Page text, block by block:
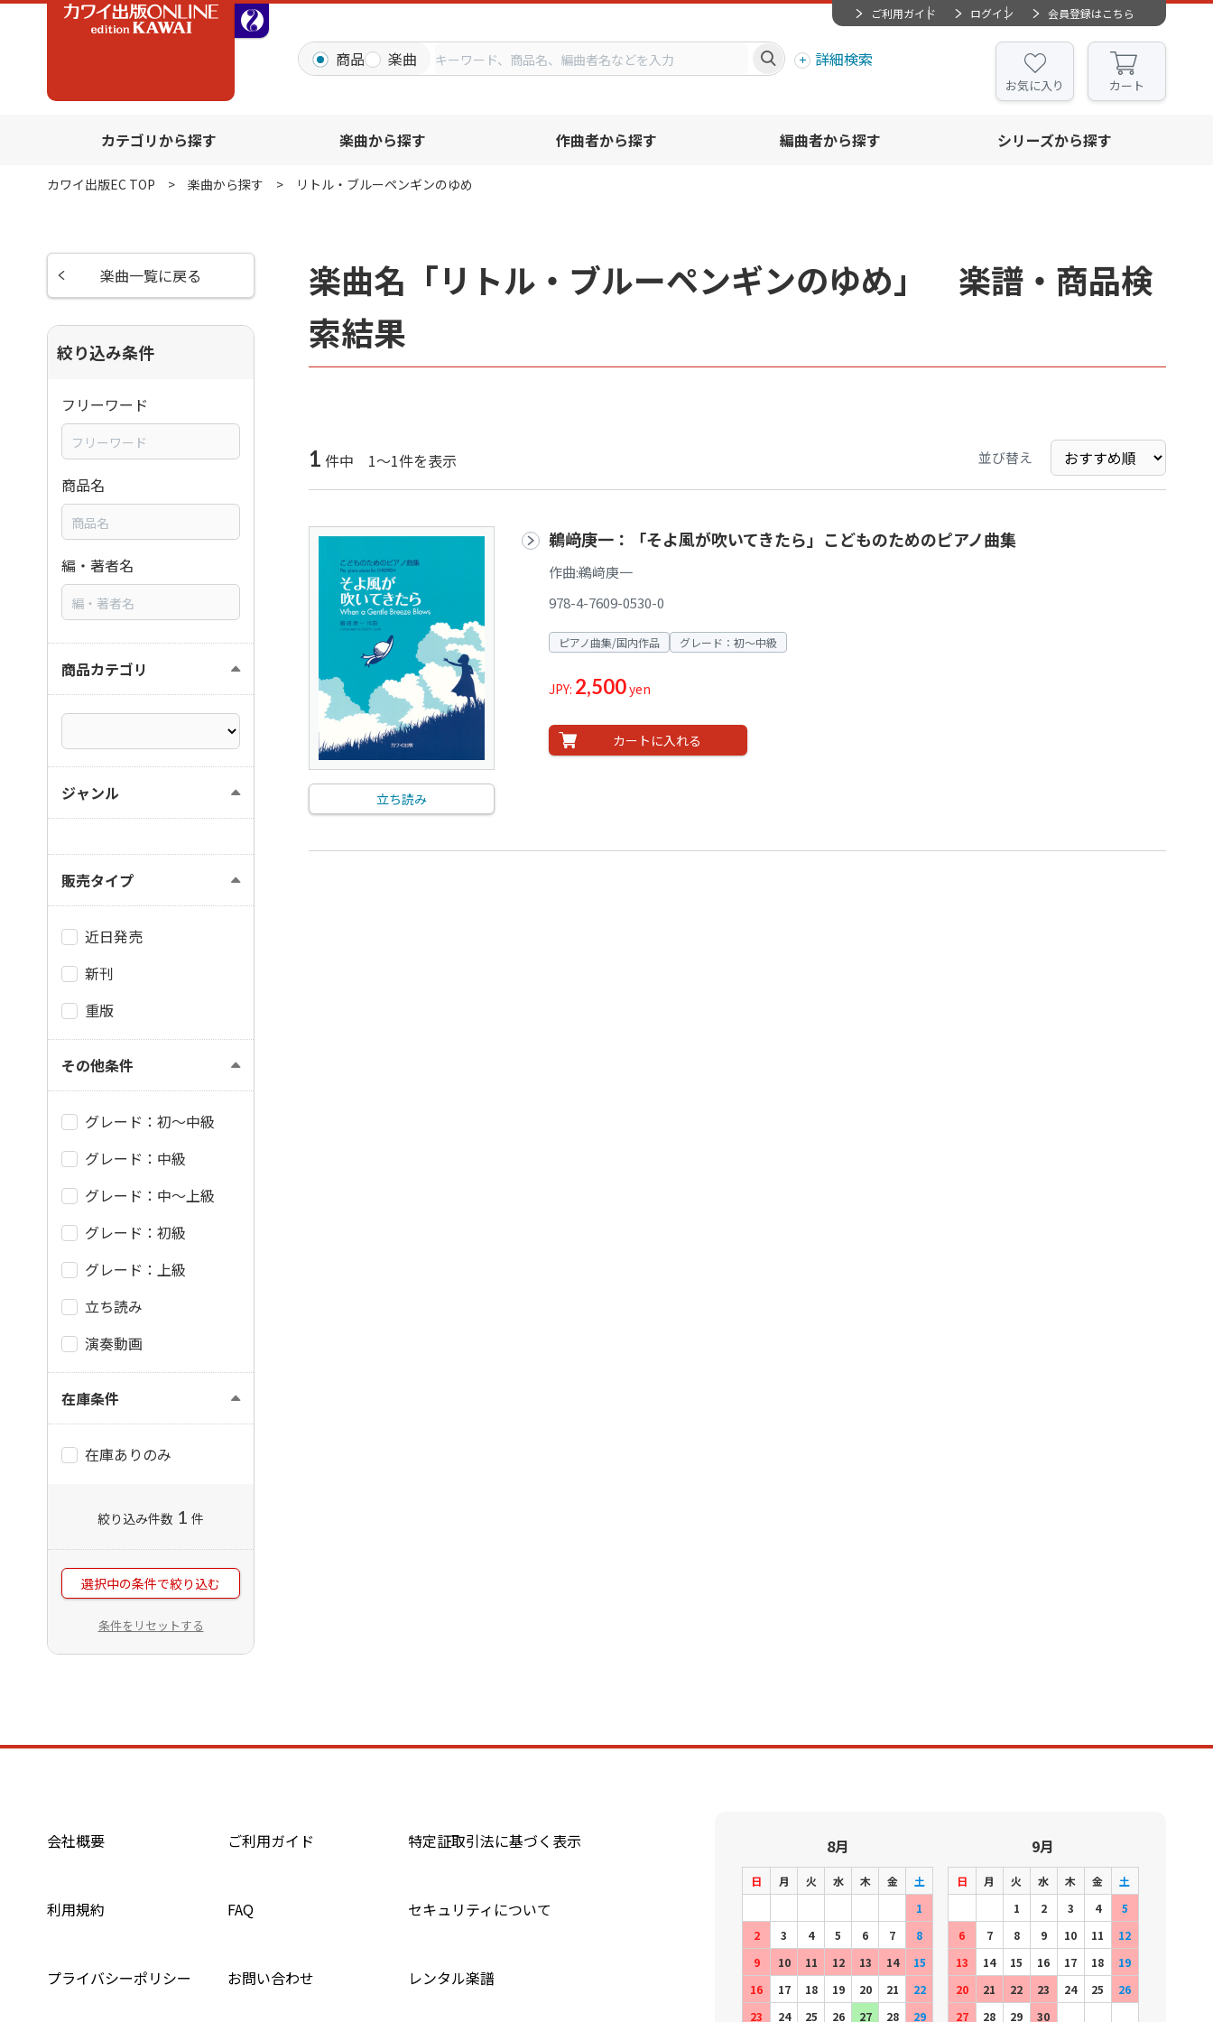
ご利用ガイド ログイン 会員登録はこちら
商品 楽曲 詳細検索
お気に入り カート
カテゴリから探す 楽曲から探す 作曲者から探す 編曲者から探す シリーズから探す
カワイ出版EC TOP 楽曲から探す リトル・ブルーペンギンのゆめ
楽曲名「リトル・ブルーペンギンのゆめ」 楽譜・商品検
索結果
1 件中 1～1件を表示 並び替え
立ち読み
鵜﨑庚一：「そよ風が吹いてきたら」こどものためのピアノ曲集
作曲:鵜﨑庚一
978-4-7609-0530-0
ピアノ曲集/国内作品 グレード：初～中級
JPY: 2,500yen
カートに入れる
楽曲一覧に戻る
絞り込み条件
フリーワード
商品名
編・著者名
商品カテゴリ
ジャンル
販売タイプ
近日発売
新刊
重版
その他条件
グレード：初～中級
グレード：中級
グレード：中～上級
グレード：初級
グレード：上級
立ち読み
演奏動画
在庫条件
在庫ありのみ
絞り込み件数 1 件
選択中の条件で絞り込む
条件をリセットする
会社概要 ご利用ガイド 特定証取引法に基づく表示
利用規約 FAQ セキュリティについて
プライバシーポリシー お問い合わせ レンタル楽譜
8月
日 月 火 水 木 金
土
1
2
3 4 5 6 7
8
9
10 11 12 13 14
15
16
17 18 19 20 21
22
23
24 25 26 27 28 29
9月
日 月 火 水 木 金
土
1
2 3 4
5
6
7 8 9 10 11
12
13
14 15 16 17 18
19
20
21 22 23 24 25
26
27
28 29 30